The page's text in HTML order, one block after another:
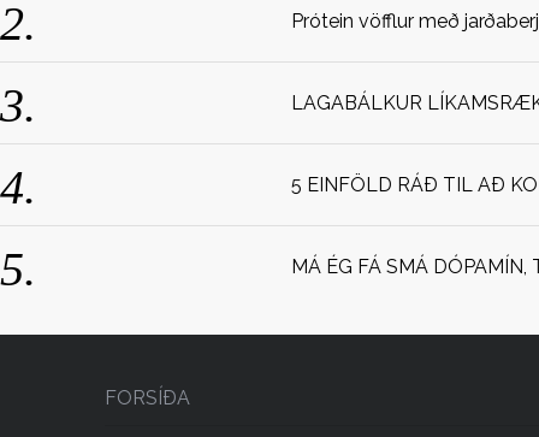
Prótein vöfflur með
LAGABÁLKUR
5 EINFÖLD RÁÐ TIL AÐ
MÁ ÉG FÁ SMÁ DÓPAMÍN,
FORSÍÐA